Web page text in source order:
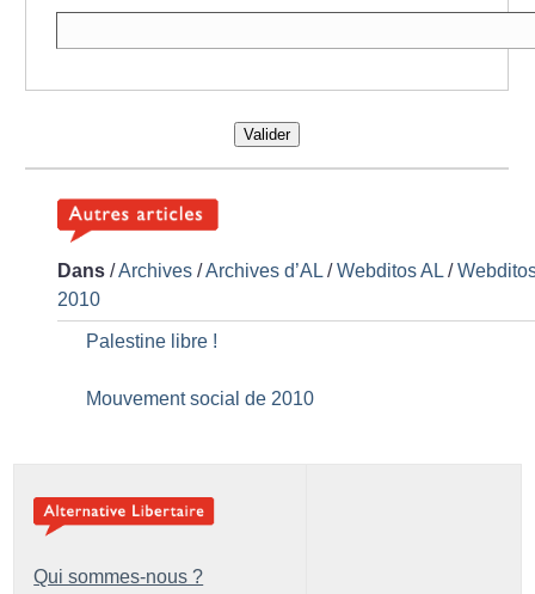
Valider
Dans /Archives /Archives d’AL /Webditos AL /
2010
Palestine libre !
Mouvement social de 2010
Qui sommes-nous ?